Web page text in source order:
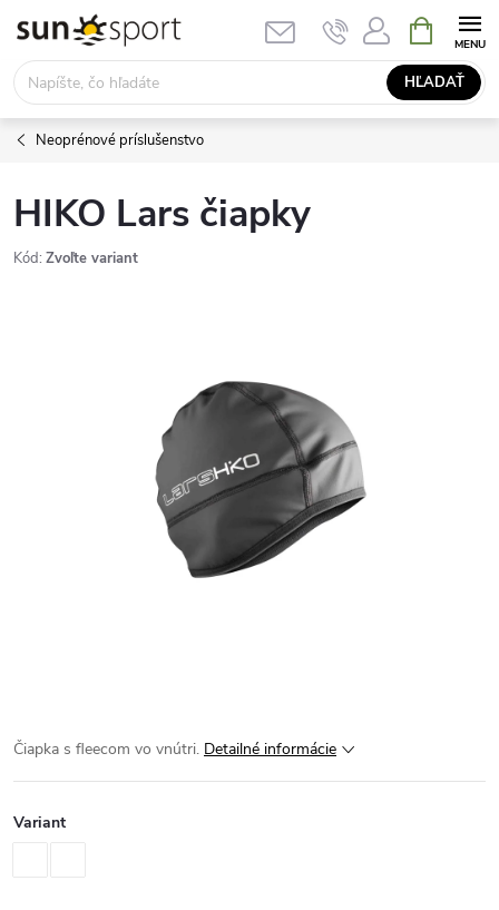
obsah
HĽADAŤ
KOŠÍK
Neoprénové príslušenstvo
HIKO Lars čiapky
Kód: Zvoľte variant
Čiapka s fleecom vo vnútri. Detailné informácie
Variant